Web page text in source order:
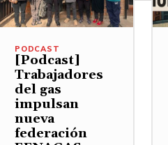
p
r
a
m
PODCAST
[Podcast]
Trabajadores
del gas
impulsan
nueva
federación